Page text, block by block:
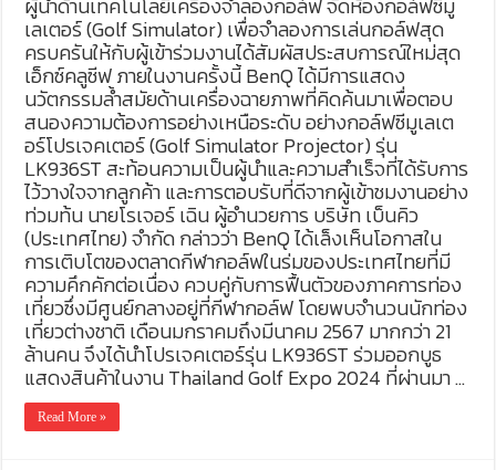
เลเตอร์ (Golf Simulator) เพื่อจำลองการเล่นกอล์ฟสุด
ครบครันให้กับผู้เข้าร่วมงานได้สัมผัสประสบการณ์ใหม่สุด
เอ็กซ์คลูซีฟ ภายในงานครั้งนี้ BenQ ได้มีการแสดง
นวัตกรรมล้ำสมัยด้านเครื่องฉายภาพที่คิดค้นมาเพื่อตอบ
สนองความต้องการอย่างเหนือระดับ อย่างกอล์ฟซีมูเลเต
อร์โปรเจคเตอร์ (Golf Simulator Projector) รุ่น
LK936ST สะท้อนความเป็นผู้นำและความสำเร็จที่ได้รับการ
ไว้วางใจจากลูกค้า และการตอบรับที่ดีจากผู้เข้าชมงานอย่าง
ท่วมท้น นายโรเจอร์ เฉิน ผู้อำนวยการ บริษัท เบ็นคิว
(ประเทศไทย) จำกัด กล่าวว่า BenQ ได้เล็งเห็นโอกาสใน
การเติบโตของตลาดกีฬากอล์ฟในร่มของประเทศไทยที่มี
ความคึกคักต่อเนื่อง ควบคู่กับการฟื้นตัวของภาคการท่อง
เที่ยวซึ่งมีศูนย์กลางอยู่ที่กีฬากอล์ฟ โดยพบจำนวนนักท่อง
เที่ยวต่างชาติ เดือนมกราคมถึงมีนาคม 2567 มากกว่า 21
ล้านคน จึงได้นำโปรเจคเตอร์รุ่น LK936ST ร่วมออกบูธ
แสดงสินค้าในงาน Thailand Golf Expo 2024 ที่ผ่านมา …
Read More »